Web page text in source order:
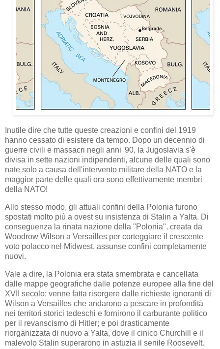
Inutile dire che tutte queste creazioni e confini del 1919
hanno cessato di esistere da tempo. Dopo un decennio di
guerre civili e massacri negli anni '90, la Jugoslavia s'è
divisa in sette nazioni indipendenti, alcune delle quali sono
nate solo a causa dell'intervento militare della NATO e la
maggior parte delle quali ora sono effettivamente membri
della NATO!
Allo stesso modo, gli attuali confini della Polonia furono
spostati molto più a ovest su insistenza di Stalin a Yalta. Di
conseguenza la rinata nazione della "Polonia", creata da
Woodrow Wilson a Versailles per corteggiare il crescente
voto polacco nel Midwest, assunse confini completamente
nuovi.
Vale a dire, la Polonia era stata smembrata e cancellata
dalle mappe geografiche dalle potenze europee alla fine del
XVII secolo; venne fatta risorgere dalle richieste ignoranti di
Wilson a Versailles che andarono a pescare in profondità
nei territori storici tedeschi e fornirono il carburante politico
per il revanscismo di Hitler; e poi drasticamente
riorganizzata di nuovo a Yalta, dove il cinico Churchill e il
malevolo Stalin superarono in astuzia il senile Roosevelt.